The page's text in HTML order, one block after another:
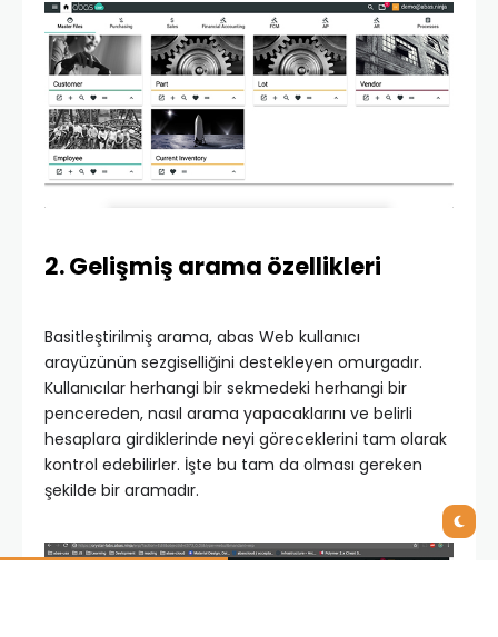
2. Gelişmiş arama özellikleri
Basitleştirilmiş arama, abas Web kullanıcı
arayüzünün sezgiselliğini destekleyen omurgadır.
Kullanıcılar herhangi bir sekmedeki herhangi bir
pencereden, nasıl arama yapacaklarını ve belirli
hesaplara girdiklerinde neyi göreceklerini tam olarak
kontrol edebilirler. İşte bu tam da olması gereken
şekilde bir aramadır.